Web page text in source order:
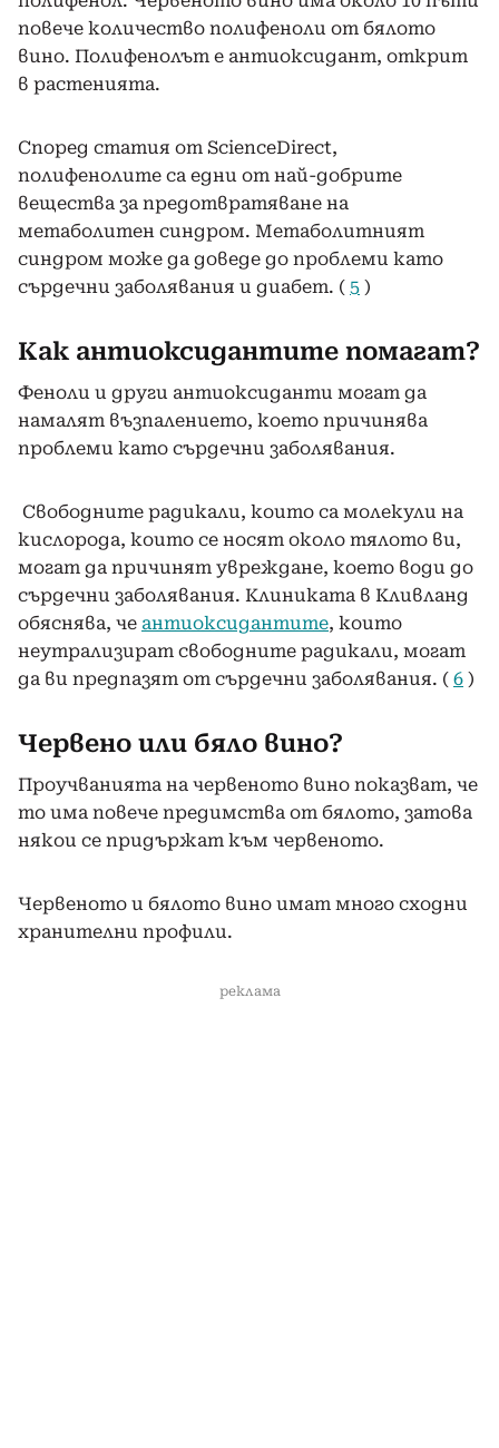
повече количество полифеноли от бялото
вино. Полифенолът е антиоксидант, открит
в растенията.
Според статия от ScienceDirect,
полифенолите са едни от най-добрите
вещества за предотвратяване на
метаболитен синдром. Метаболитният
синдром може да доведе до проблеми като
сърдечни заболявания и диабет. ( 5 )
Как антиоксидантите помагат?
Феноли и други антиоксиданти могат да
намалят възпалението, което причинява
проблеми като сърдечни заболявания.
Свободните радикали, които са молекули на
кислорода, които се носят около тялото ви,
могат да причинят увреждане, което води до
сърдечни заболявания. Клиниката в Кливланд
обяснява, че антиоксидантите, които
неутрализират свободните радикали, могат
да ви предпазят от сърдечни заболявания. ( 6 )
Червено или бяло вино?
Проучванията на червеното вино показват, че
то има повече предимства от бялото, затова
някои се придържат към червеното.
Червеното и бялото вино имат много сходни
хранителни профили.
реклама